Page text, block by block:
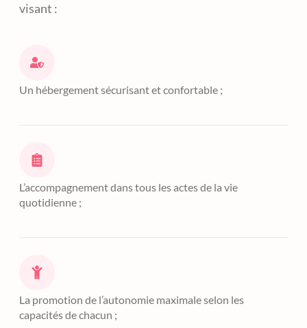
visant :
Un hébergement sécurisant et confortable ;
L’accompagnement dans tous les actes de la vie
quotidienne ;
La promotion de l’autonomie maximale selon les
capacités de chacun ;